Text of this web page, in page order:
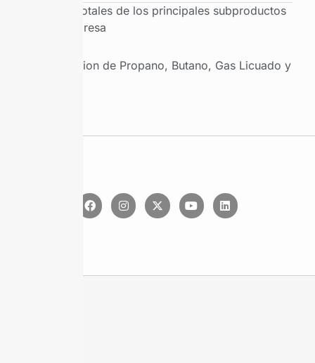
Ventas totales de los principales subproductos
por empresa
Produccion de Propano, Butano, Gas Licuado y